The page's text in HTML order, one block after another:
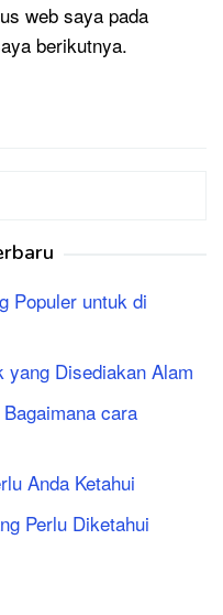
web saya pada
berikutnya.
Populer untuk di
Disediakan Alam
cara
Anda Ketahui
Perlu Diketahui